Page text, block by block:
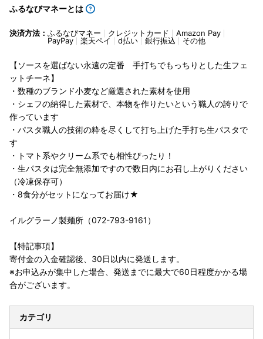
ふるなびマネーとは
決済方法： ふるなびマネー クレジットカード
Amazon Pay
PayPay
楽天ペイ d払い 銀行振込 その他
【ソースを選ばない永遠の定番 手打ちでもっちりとした生フェ
ットチーネ】
・数種のブランド小麦など厳選された素材を使用
・シェフの納得した素材で、本物を作りたいという職人の誇りで
作っています
・パスタ職人の技術の粋を尽くして打ち上げた手打ち生パスタで
す
・トマト系やクリーム系でも相性ぴったり！
・生パスタは完全無添加ですので数日内にお召し上がりください
（冷凍保存可）
・8食分がセットになってお届け★
イルグラーノ製麺所（072-793-9161）
【特記事項】
寄付金の入金確認後、30日以内に発送します。
※お申込みが集中した場合、発送までに最大で60日程度かかる場
合がございます。
カテゴリ